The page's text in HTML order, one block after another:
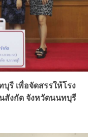
รี เพื่อจัดสรรให้โรง
สังกัด จังหวัดนนทบุรี